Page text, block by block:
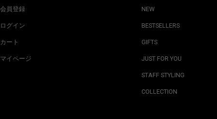
会員登録
ログイン
カート
マイページ
NEW
BESTSELLERS
GIFTS
JUST FOR YOU
STAFF STYLING
COLLECTION